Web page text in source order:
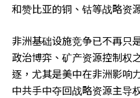
和赞比亚的铜、钴等战略资
非洲基础设施竞争已不再只
政治博弈、矿产资源控制权
逐，尤其是美中在非洲影响
中共手中夺回战略资源主导